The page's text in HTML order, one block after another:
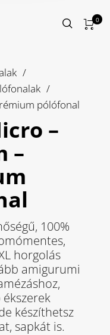
0
/
/
pólófonal
–
–
100%
horgolás
amigurumi
készíthetsz
sapkát is.